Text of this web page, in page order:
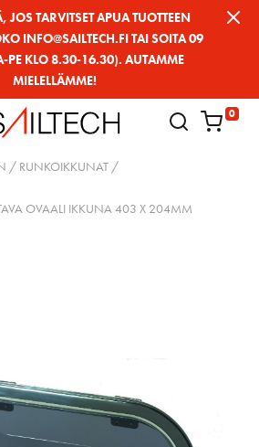
JOS TARVITSET APUA TUOTTEEN
INFO@SAILTECH.FI TAI SOITA 09
KLO 8.30-16.30). AUTAMME
MIELELLÄMME!
0
/ RUNKOIKKUNAT /
OVAALI IKKUNA 403 X 204MM